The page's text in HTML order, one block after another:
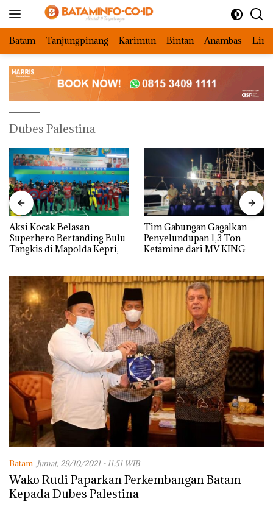
Batam Tanjungpinang Karimun Bintan Anambas
Dubes Palestina
Aksi Kocak Belasan
Superhero Bertanding Bulu
Tangkis di Mapolda Kepri,
Tim Gabungan Gagalkan
Penyelundupan 1,3 Ton
Ketamine dari MV KING
Batam Jumat, 29/10/2021 - 11:51 WIB
Wako Rudi Paparkan Perkembangan Batam
Kepada Dubes Palestina